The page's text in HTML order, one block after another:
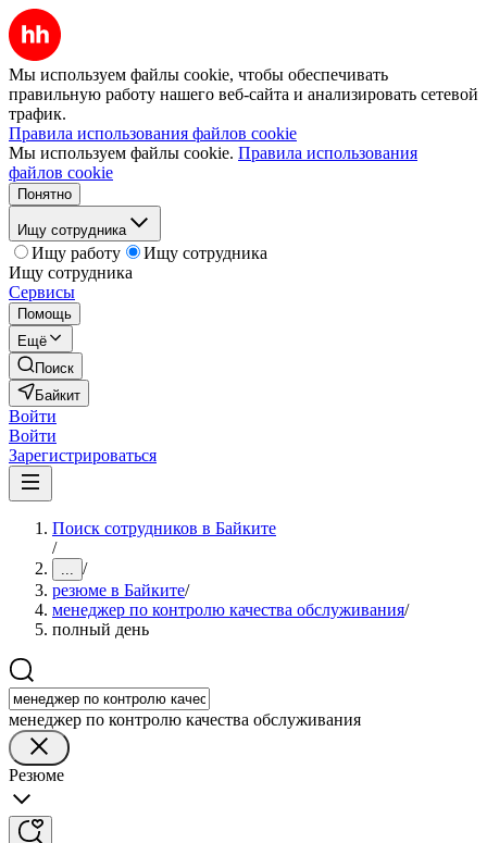
Мы используем файлы cookie, чтобы обеспечивать
правильную работу нашего веб-сайта и анализировать сетевой
трафик.
Правила использования файлов cookie
Мы используем файлы cookie. Правила использования
файлов cookie
Понятно
Ищу сотрудника
Ищу работу
Ищу сотрудника
Ищу сотрудника
Сервисы
Помощь
Ещё
Поиск
Байкит
Войти
Войти
Зарегистрироваться
Поиск сотрудников в Байките
/
... /
резюме в Байките/
менеджер по контролю качества обслуживания/
полный день
менеджер по контролю качества обслуживания
Резюме